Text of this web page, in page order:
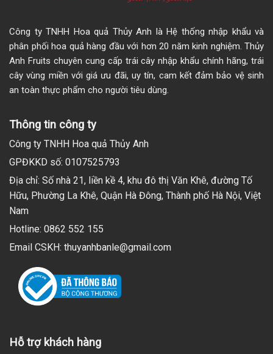
Công ty TNHH Hoa quả Thủy Anh là Hệ thống nhập khẩu và
phân phối hoa quả hàng đầu với hơn 20 năm kinh nghiệm. Thủy
Anh Fruits chuyên cung cấp trái cây nhập khẩu chính hãng, trái
cây vùng miền với giá ưu đãi, uy tín, cam kết đảm bảo vệ sinh
an toàn thực phẩm cho người tiêu dùng.
Thông tin công ty
Công ty TNHH Hoa quả Thủy Anh
GPĐKKD số: 0107525793
Địa chỉ: Số nhà 21, liền kề 4, khu đô thị Văn Khê, đường Tố
Hữu, Phường La Khê, Quận Hà Đông, Thành phố Hà Nội, Việt
Nam
Hotline: 0862 552 155
Email CSKH: thuyanhbanle@gmail.com
Hỗ trợ khách hàng